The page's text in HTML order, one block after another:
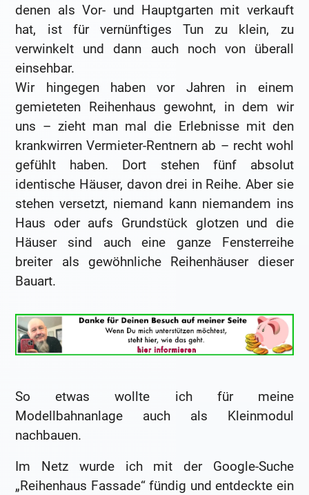
denen als Vor- und Hauptgarten mit verkauft
hat, ist für vernünftiges Tun zu klein, zu
verwinkelt und dann auch noch von überall
einsehbar.
Wir hingegen haben vor Jahren in einem
gemieteten Reihenhaus gewohnt, in dem wir
uns – zieht man mal die Erlebnisse mit den
krankwirren Vermieter-Rentnern ab – recht wohl
gefühlt haben. Dort stehen fünf absolut
identische Häuser, davon drei in Reihe. Aber sie
stehen versetzt, niemand kann niemandem ins
Haus oder aufs Grundstück glotzen und die
Häuser sind auch eine ganze Fensterreihe
breiter als gewöhnliche Reihenhäuser dieser
Bauart.
So etwas wollte ich für meine
Modellbahnanlage auch als Kleinmodul
nachbauen.
Im Netz wurde ich mit der Google-Suche
„Reihenhaus Fassade“ fündig und entdeckte ein